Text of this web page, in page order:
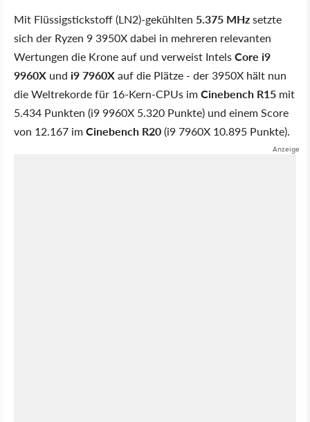
Mit Flüssigstickstoff (LN2)-gekühlten 5.375 MHzsetzte
sich der Ryzen 9 3950X dabei in mehreren relevanten
Wertungen die Krone auf und verweist IntelsCore i9
9960X und i9 7960Xauf die Plätze - der 3950X hält nun
die Weltrekorde für 16-Kern-CPUs imCinebench R15 mit
5.434 Punkten (i9 9960X 5.320 Punkte) und einem Score
von 12.167 imCinebench R20(i9 7960X 10.895 Punkte).